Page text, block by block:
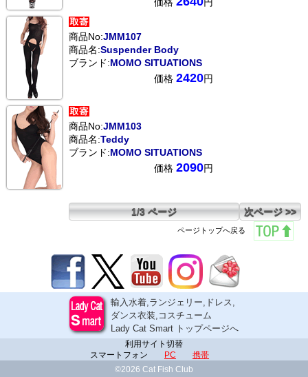
商品No:JMM107
商品名:Suspender Body
ブランド:MOMO SITUATIONS
価格 2420円
商品No:JMM103
商品名:Teddy
ブランド:MOMO SITUATIONS
価格 2090円
1/3 ページ 次ページ >>
ページトップへ戻る
輸入水着,ランジェリー,ドレス,
ダンス衣装,コスチューム
Lady Cat Smart トップページへ
利用サイト切替
スマートフォン
PC
携帯
©2026 Cat Fish Club